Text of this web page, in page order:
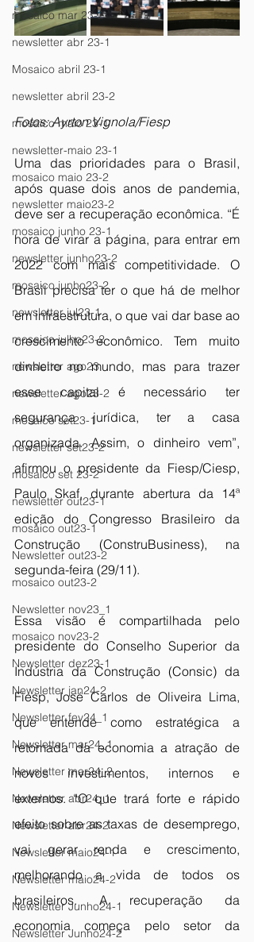
mosaico mar 23-2
newsletter abr 23-1
Mosaico abril 23-1
newsletter abril 23-2
mosaico maio 23-1
newsletter-maio 23-1
mosaico maio 23-2
newsletter maio23-2
mosaico junho 23-1
newsletter junho23-2
mosaico junho23-2
newsletter jul23-1
mosaico julho23-2
newsletter ago23
newsletter ago23-2
mosaico set23-1
newsletter set23-2
mosaico set 23-2
newsletter out23-1
mosaico out23-1
Newsletter out23-2
mosaico out23-2
Newsletter nov23_1
mosaico nov23-2
Newsletter dez23-1
Newsletter jan24-2
Newsletter fev24_1
Newsletter mar24_1
Newsletter mar24_2
Newsletter abr24_1
Newsletter abr24-2
Newsletter maio24-1
Newsletter maio24-2
Newsletter Junho24-1
Newsletter Junho24-2
Fotos: Ayrton Vignola/Fiesp
Uma das prioridades para o Brasil,
após quase dois anos de pandemia,
deve ser a recuperação econômica. “É
hora de virar a página, para entrar em
2022 com mais competitividade. O
Brasil precisa ter o que há de melhor
em infraestrutura, o que vai dar base ao
crescimento econômico. Tem muito
dinheiro no mundo, mas para trazer
esse capital é necessário ter
segurança jurídica, ter a casa
organizada. Assim, o dinheiro vem”,
afirmou o presidente da Fiesp/Ciesp,
Paulo Skaf, durante abertura da 14ª
edição do Congresso Brasileiro da
Construção (ConstruBusiness), na
segunda-feira (29/11).
Essa visão é compartilhada pelo
presidente do Conselho Superior da
Indústria da Construção (Consic) da
Fiesp, José Carlos de Oliveira Lima,
que entende como estratégica a
retomada da economia a atração de
novos investimentos, internos e
externos. “O que trará forte e rápido
efeito sobre as taxas de desemprego,
vai gerar renda e crescimento,
melhorando a vida de todos os
brasileiros. A recuperação da
economia começa pelo setor da